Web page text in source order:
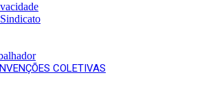
COLETIVAS